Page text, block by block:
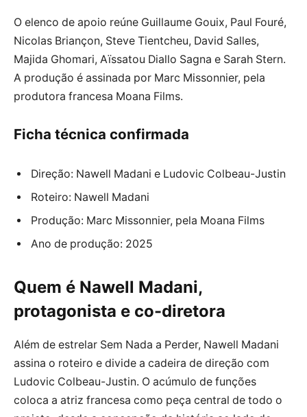
O elenco de apoio reúne Guillaume Gouix, Paul Fouré,
Nicolas Briançon, Steve Tientcheu, David Salles,
Majida Ghomari, Aïssatou Diallo Sagna e Sarah Stern.
A produção é assinada por Marc Missonnier, pela
produtora francesa Moana Films.
Ficha técnica confirmada
Direção: Nawell Madani e Ludovic Colbeau-Justin
Roteiro: Nawell Madani
Produção: Marc Missonnier, pela Moana Films
Ano de produção: 2025
Quem é Nawell Madani,
protagonista e co-diretora
Além de estrelar Sem Nada a Perder, Nawell Madani
assina o roteiro e divide a cadeira de direção com
Ludovic Colbeau-Justin. O acúmulo de funções
coloca a atriz francesa como peça central de todo o